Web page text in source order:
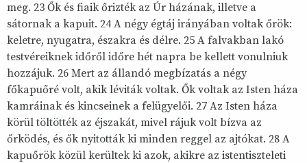
meg. 23 Ők és fiaik őrizték az Úr házának, illetve a
sátornak a kapuit. 24 A négy égtáj irányában voltak őrök:
keletre, nyugatra, északra és délre. 25 A falvakban lakó
testvéreiknek időről időre hét napra be kellett vonulniuk
hozzájuk. 26 Mert az állandó megbízatás a négy
főkapuőré volt, akik léviták voltak. Ők voltak az Isten háza
kamráinak és kincseinek a felügyelői. 27 Az Isten háza
körül töltötték az éjszakát, mivel rájuk volt bízva az
őrködés, és ők nyitották ki minden reggel az ajtókat. 28 A
kapuőrök közül kerültek ki azok, akikre az istentiszteleti